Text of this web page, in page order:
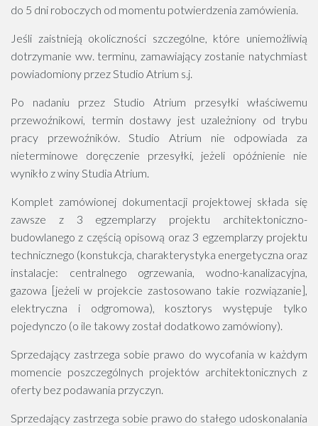
do 5 dni roboczych od momentu potwierdzenia zamówienia.
Jeśli zaistnieją okoliczności szczególne, które uniemożliwią
dotrzymanie ww. terminu, zamawiający zostanie natychmiast
powiadomiony przez Studio Atrium s.j.
Po nadaniu przez Studio Atrium przesyłki właściwemu
przewoźnikowi, termin dostawy jest uzależniony od trybu
pracy przewoźników. Studio Atrium nie odpowiada za
nieterminowe doręczenie przesyłki, jeżeli opóźnienie nie
wynikło z winy Studia Atrium.
Komplet zamówionej dokumentacji projektowej składa się
zawsze z 3 egzemplarzy projektu architektoniczno-
budowlanego z częścią opisową oraz 3 egzemplarzy projektu
technicznego (konstukcja, charakterystyka energetyczna oraz
instalacje: centralnego ogrzewania, wodno-kanalizacyjna,
gazowa [jeżeli w projekcie zastosowano takie rozwiązanie],
elektryczna i odgromowa), kosztorys występuje tylko
pojedynczo (o ile takowy został dodatkowo zamówiony).
Sprzedający zastrzega sobie prawo do wycofania w każdym
momencie poszczególnych projektów architektonicznych z
oferty bez podawania przyczyn.
Sprzedający zastrzega sobie prawo do stałego udoskonalania